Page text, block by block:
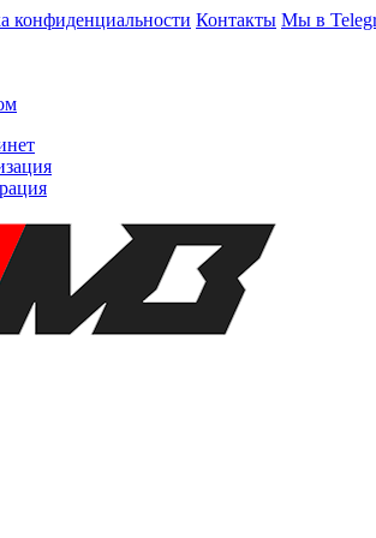
конфиденциальности Контакты Мы в